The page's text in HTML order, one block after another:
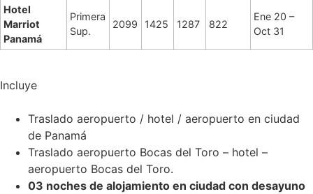
Hotel
Marriot
Panamá
Primera
Sup.
2099 1425 1287 822
Ene 20 –
Oct 31
Incluye
Traslado aeropuerto / hotel / aeropuerto en ciudad
de Panamá
Traslado aeropuerto Bocas del Toro – hotel –
aeropuerto Bocas del Toro.
03 noches de alojamiento en ciudad con desayuno